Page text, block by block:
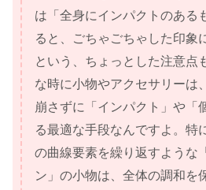
は「全身にインパクトのある
ると、ごちゃごちゃした印象
という、ちょっとした注意点
な時に小物やアクセサリーは
崩さずに「インパクト」や「
る最適な手段なんですよ。特
の曲線要素を繰り返すような
ン」の小物は、全体の調和を